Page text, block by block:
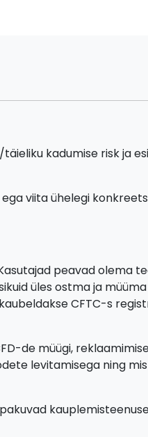
kadumise risk ja
viita ühelegi
peavad olema
üles ostma ja
CFTC-s
de müügi,
levitamisega ning